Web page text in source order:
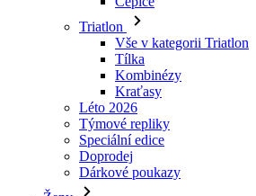
Kraťasy
Léto 2026
Týmové repliky
Speciální edice
Doprodej
Dárkové poukazy
Ženy
Vše v kategorii Ženy
Cyklistika
Vše v kategorii Cyklistika